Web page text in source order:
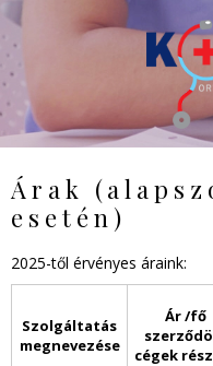
Árak
esetén)
2025-től érvényes áraink:
Szolgáltatás
megnevezése
Ár /fő
cégek